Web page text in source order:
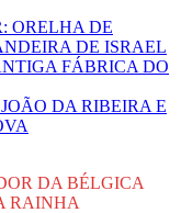
ORELHA DE
DE ISRAEL
FÁBRICA DO
DA RIBEIRA E
DA BÉLGICA
RAINHA